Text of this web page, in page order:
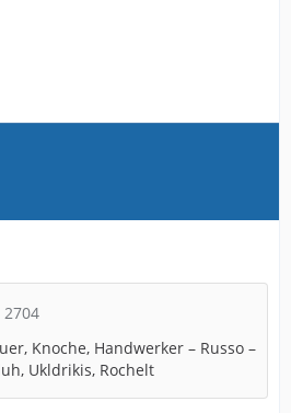
Knoche, Handwerker – Russo –
Ukldrikis, Rochelt